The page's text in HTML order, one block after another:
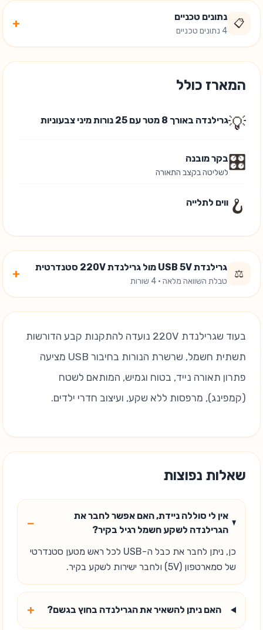
📋
נתונים טכניים
4 נתונים טכניים
+
המארז כולל
💡גרילנדה באורך 8 מטר עם 25 נורות מיני צבעוניות
🎛️ בקר מובנה
לשליטה בקצב התאורה
🪝 ווים לתלייה
⚖️
גרילנדת USB 5V מול גרילנדת 220V סטנדרטית
טבלת השוואה מלאה · 4 שורות
+
בעוד שגרילנדת 220V נועדה להתקנות קבע הדורשות
תשתית חשמל, שרשרת הנורות בחיבור USB מציעה
פתרון תאורה נייד, בטוח וגמיש, המותאם לשטח
(קמפינג), מרפסות ללא שקע, ועיצוב חדרי ילדים.
שאלות נפוצות
אין לי סוללה ניידת, האם אפשר לחבר את
הגרילנדה לשקע חשמל רגיל בקיר?
−
כן, ניתן לחבר את כבל ה-USB לכל ראש מטען סטנדרטי
של סמארטפון (5V) ולחבר ישירות לשקע בקיר.
האם ניתן להשאיר את הגרילנדה בחוץ בגשם? +